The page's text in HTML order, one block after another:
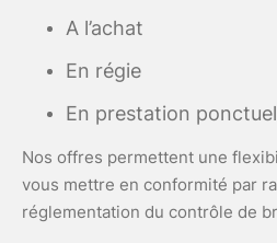
A l’achat
En régie
En prestation
Nos offres permettent une
vous mettre en conformité par
réglementation du contrôle de